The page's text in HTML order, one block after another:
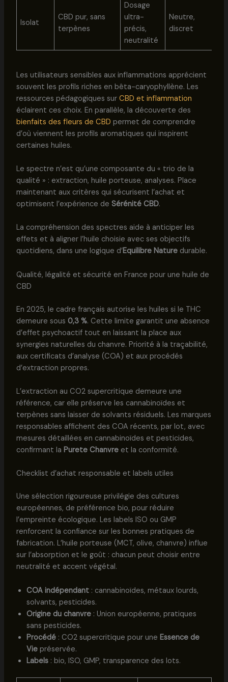
Isolat
CBD pur, sans
terpènes
Dosage
ultra-
précis,
neutralité
Neutre,
discret
Les utilisateurs sensibles aux inflammations apprécient
souvent les profils riches en bêta-caryophyllène. Les
ressources pédagogiques sur CBD et inflammation
éclairent ces choix. En parallèle, la découverte des
bienfaits des fleurs de CBD permet de comprendre
d’où viennent les profils aromatiques qui inspirent
certaines huiles.
Le spectre n’est qu’une composante du « trio de la
qualité » : extraction, huile porteuse, analyses. Place
maintenant aux critères qui sécurisent l’achat et
optimisent l’expérience de Sérénité CBD.
La compréhension des spectres aide à anticiper les
effets et à aligner l’huile choisie avec ses objectifs
quotidiens, dans une logique d’Equilibre Naturedurable.
Qualité, légalité et sécurité en France pour une huile de
CBD
En 2025, le cadre français autorise les huiles si le THC
demeure sous 0,3 %. Cette limite garantit une absence
d’effet psychoactif tout en laissant la place aux
synergies naturelles du chanvre. Priorité à la traçabilité,
aux certificats d’analyse (COA) et aux procédés
d’extraction propres.
L’extraction au CO2 supercritique demeure une
référence, car elle préserve les cannabinoïdes et
terpènes sans laisser de solvants résiduels. Les marques
responsables affichent des COA récents, par lot, avec
mesures détaillées en cannabinoïdes et pesticides,
confirmant la Purete Chanvreet la conformité.
Checklist d’achat responsable et labels utiles
Une sélection rigoureuse privilégie des cultures
européennes, de préférence bio, pour réduire
l’empreinte écologique. Les labels ISO ou GMP
renforcent la confiance sur les bonnes pratiques de
fabrication. L’huile porteuse (MCT, olive, chanvre) influe
sur l’absorption et le goût : chacun peut choisir entre
neutralité et accent végétal.
COA indépendant: cannabinoïdes, métaux lourds,
solvants, pesticides.
Origine du chanvre: Union européenne, pratiques
sans pesticides.
Procédé: CO2 supercritique pour une Essence de
Viepréservée.
Labels: bio, ISO, GMP, transparence des lots.